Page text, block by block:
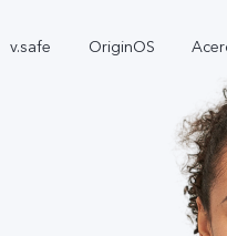
v.safe OriginOS